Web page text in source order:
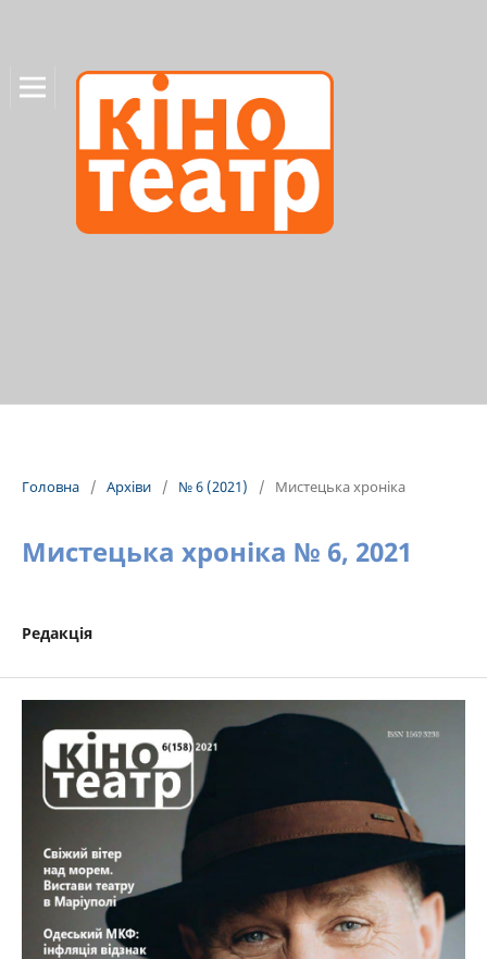
Головна / Архіви / № 6 (2021) / Мистецька хроніка
Мистецька хроніка № 6, 2021
Редакція